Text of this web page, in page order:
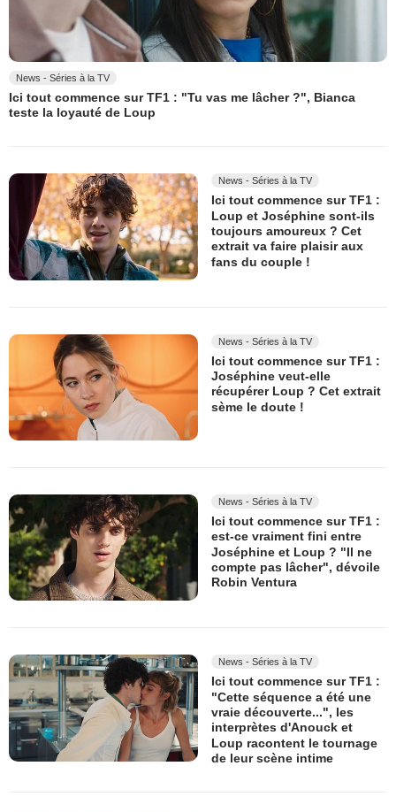
News - Séries à la TV
Ici tout commence sur TF1 : "Tu vas me lâcher ?", Bianca
teste la loyauté de Loup
News - Séries à la TV
Ici tout commence sur TF1 :
Loup et Joséphine sont-ils
toujours amoureux ? Cet
extrait va faire plaisir aux
fans du couple !
News - Séries à la TV
Ici tout commence sur TF1 :
Joséphine veut-elle
récupérer Loup ? Cet extrait
sème le doute !
News - Séries à la TV
Ici tout commence sur TF1 :
est-ce vraiment fini entre
Joséphine et Loup ? "Il ne
compte pas lâcher", dévoile
Robin Ventura
News - Séries à la TV
Ici tout commence sur TF1 :
"Cette séquence a été une
vraie découverte...", les
interprètes d'Anouck et
Loup racontent le tournage
de leur scène intime